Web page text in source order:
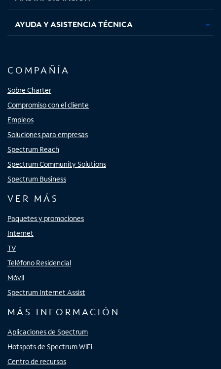
AYUDA Y ASISTENCIA TÉCNICA
COMPAÑÍA
Sobre Charter
Compromiso con el cliente
Empleos
Soluciones para empresas
Spectrum Reach
Spectrum Community Solutions
Spectrum Business
VER MÁS
Paquetes y promociones
Internet
TV
Teléfono Residencial
Móvil
Spectrum Internet Assist
MÁS INFORMACIÓN
Aplicaciones de Spectrum
Hotspots de Spectrum WiFi
Centro de recursos